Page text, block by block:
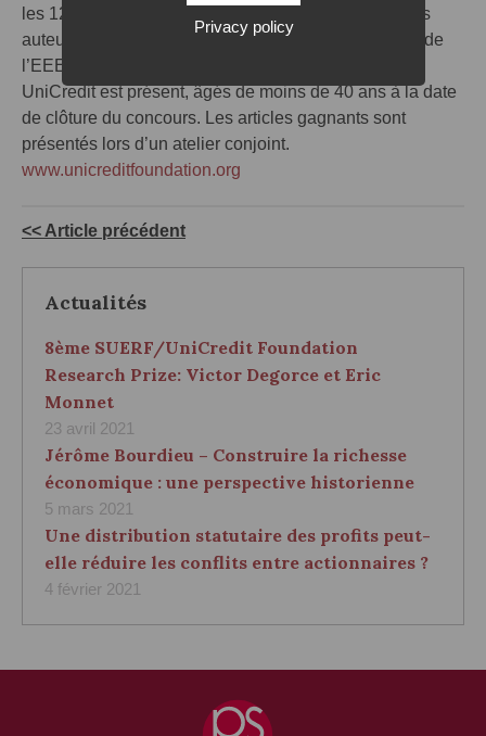
les 12 mois suivant la date limite d’inscription par des
auteurs et coauteurs citoyens ou résidents/étudiants de
l’EEE, de la Suisse ou d’autres pays dans lesquels
UniCredit est présent, âgés de moins de 40 ans à la date
de clôture du concours. Les articles gagnants sont
présentés lors d’un atelier conjoint.
www.unicreditfoundation.org
<< Article précédent
Actualités
8ème SUERF/UniCredit Foundation
Research Prize: Victor Degorce et Eric
Monnet
23 avril 2021
Jérôme Bourdieu – Construire la richesse
économique : une perspective historienne
5 mars 2021
Une distribution statutaire des profits peut-
elle réduire les conflits entre actionnaires ?
4 février 2021
Privacy policy